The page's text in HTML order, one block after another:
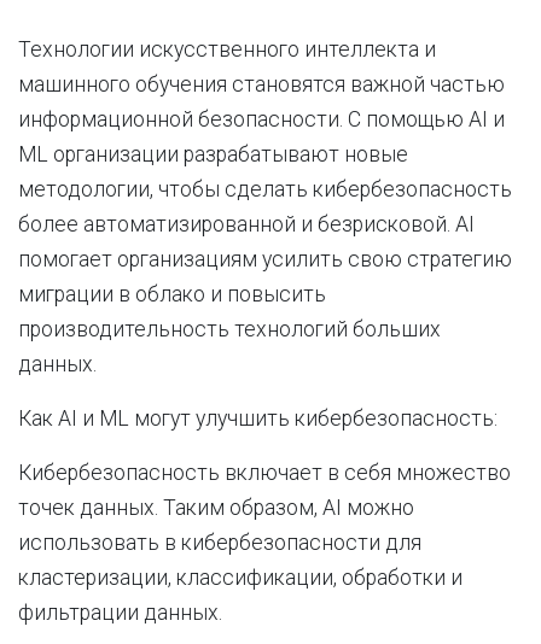
Технологии искусственного интеллекта и
машинного обучения становятся важной частью
информационной безопасности. С помощью AI и
ML организации разрабатывают новые
методологии, чтобы сделать кибербезопасность
более автоматизированной и безрисковой. AI
помогает организациям усилить свою стратегию
миграции в облако и повысить
производительность технологий больших
данных.
Как AI и ML могут улучшить кибербезопасность:
Кибербезопасность включает в себя множество
точек данных. Таким образом, AI можно
использовать в кибербезопасности для
кластеризации, классификации, обработки и
фильтрации данных.